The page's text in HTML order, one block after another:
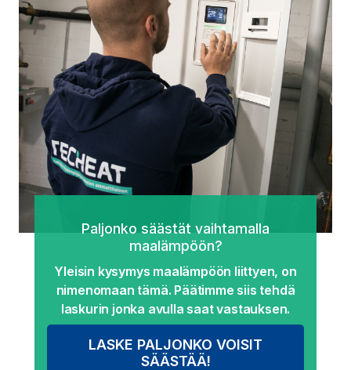
Paljonko säästät vaihtamalla
maalämpöön?
Yleisin kysymys maalämpöön liittyen, on
nimenomaan tämä. Päätimme siis tehdä
laskurin jonka avulla saat vastauksen.
LASKE PALJONKO VOISIT
SÄÄSTÄÄ!